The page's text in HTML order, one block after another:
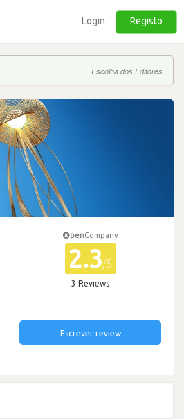
Login Registo
Escolha dos Editores
penCompany
2.3/5
3 Reviews
Escrever review